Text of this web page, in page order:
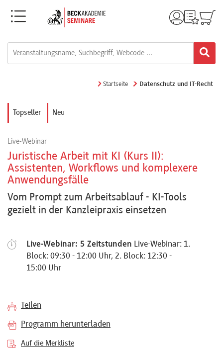
Menü
Webinare
e-
Learnings
Über
uns
Startseite Datenschutz und IT-Recht
Topseller Neu
Live-Webinar
Juristische Arbeit mit KI (Kurs II):
Assistenten, Workflows und komplexere
Anwendungsfälle
Vom Prompt zum Arbeitsablauf - KI-Tools
gezielt in der Kanzleipraxis einsetzen
Live-Webinar: 5 Zeitstunden Live-Webinar: 1.
Block: 09:30 - 12:00 Uhr, 2. Block: 12:30 -
15:00 Uhr
Teilen
Programm herunterladen
Auf die Merkliste